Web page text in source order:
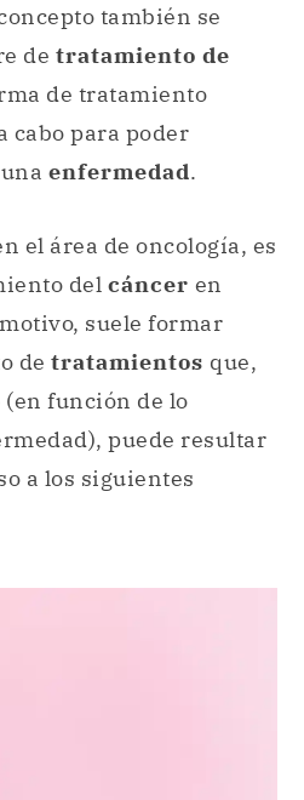
también se
de tratamiento de
de tratamiento
cabo para poder
una enfermedad.
el área de oncología, es
del cáncer en
suele formar
de tratamientos que,
función de lo
puede resultar
a los siguientes